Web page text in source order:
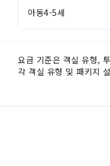
아동4-5세
요금 기준은 객실 유형,
각 객실 유형 및 패키지